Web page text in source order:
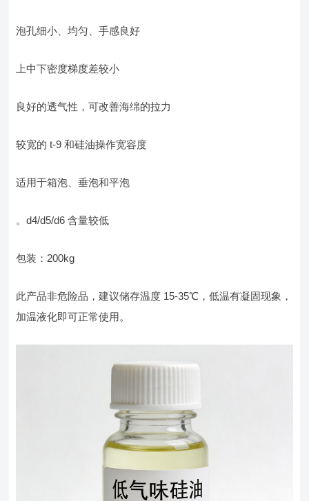
泡孔细小、均匀、手感良好
上中下密度梯度差较小
良好的透气性，可改善海绵的拉力
较宽的 t-9 和硅油操作宽容度
适用于箱泡、垂泡和平泡
。d4/d5/d6 含量较低
包装：200kg
此产品非危险品，建议储存温度 15-35℃，低温有凝固现象，
加温液化即可正常使用。